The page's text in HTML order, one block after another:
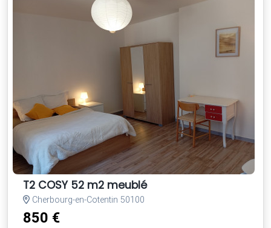
T2 COSY 52 m2 meublé
Cherbourg-en-Cotentin 50100
850 €